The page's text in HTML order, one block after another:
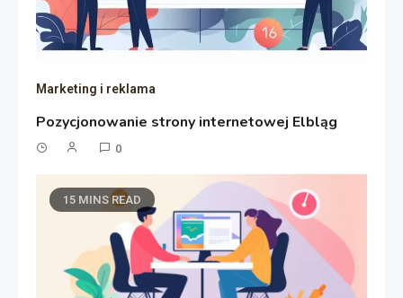
Marketing i reklama
Pozycjonowanie strony internetowej Elbląg
0
15 MINS READ